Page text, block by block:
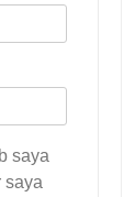
saya
saya